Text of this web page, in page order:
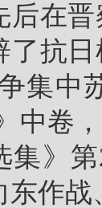
后在
了抗
集中
中卷
集》
东作